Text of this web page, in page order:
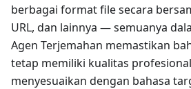
berbagai format file secara
URL, dan lainnya — semuanya
Agen Terjemahan memastikan
tetap memiliki kualitas
menyesuaikan dengan bahasa